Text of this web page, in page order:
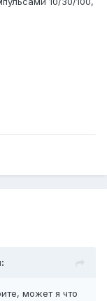
может я что